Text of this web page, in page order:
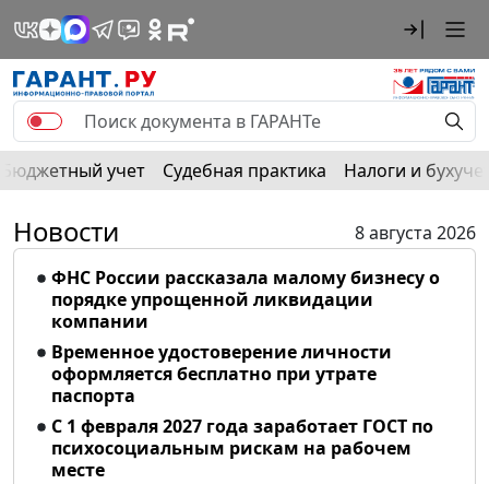
Бюджетный учет Судебная практика Налоги и
Новости
8 августа 2026
ФНС России рассказала малому бизнесу о
порядке упрощенной ликвидации
компании
Временное удостоверение личности
оформляется бесплатно при утрате
паспорта
С 1 февраля 2027 года заработает ГОСТ по
психосоциальным рискам на рабочем
месте